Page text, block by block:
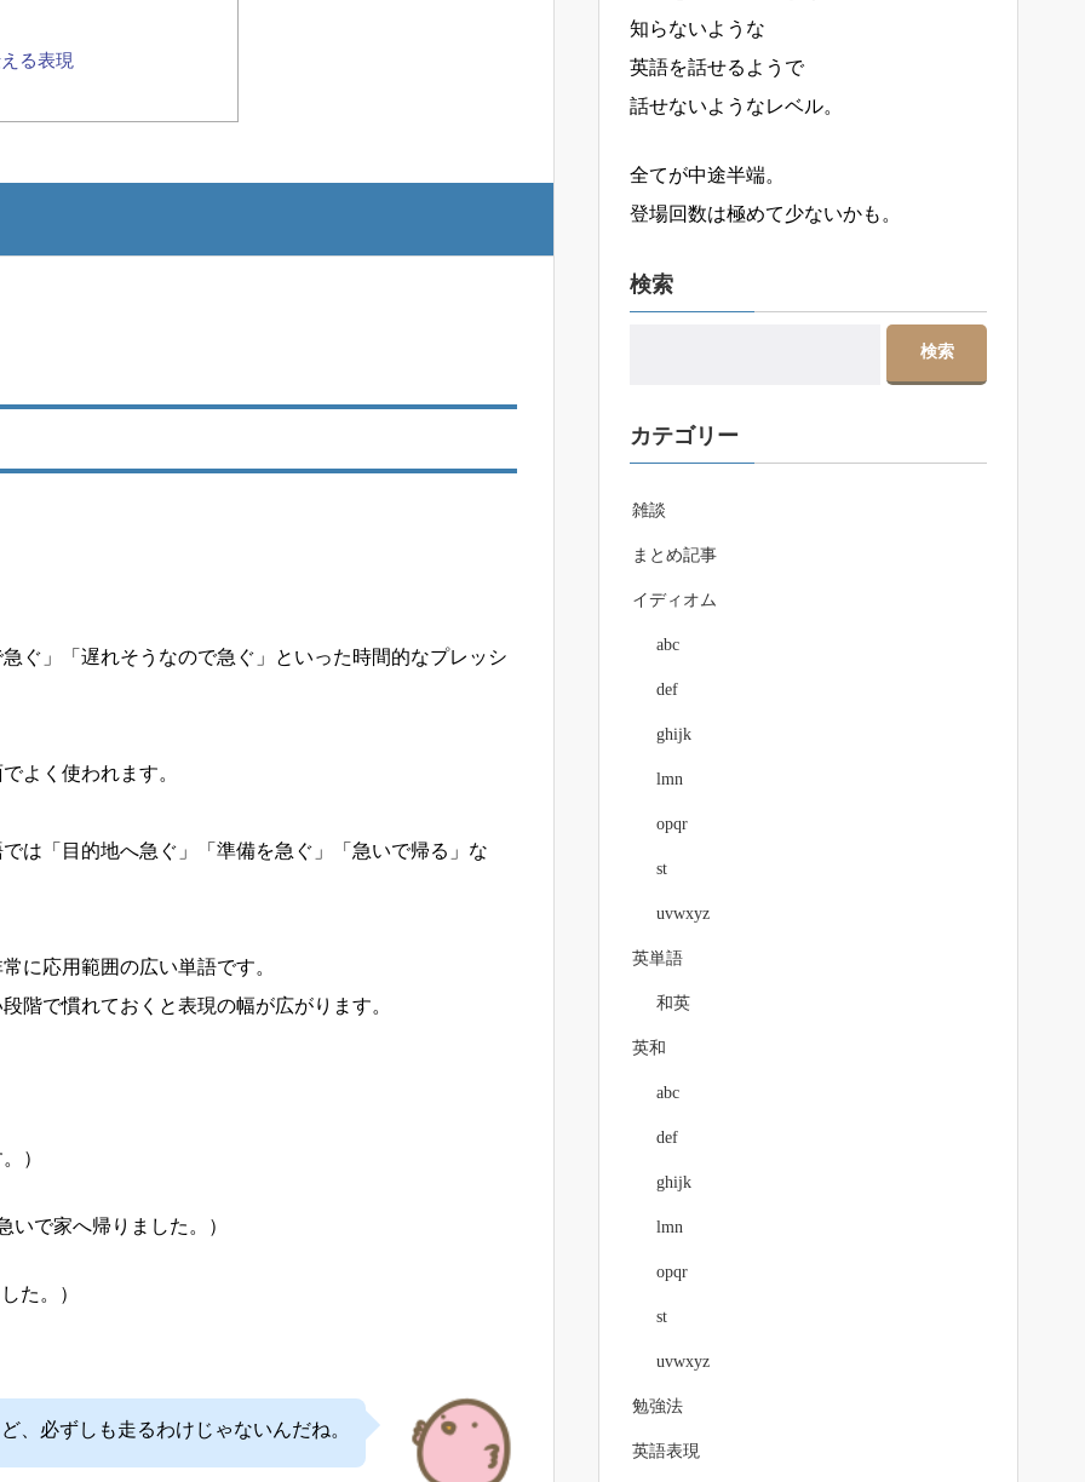
る表現
ぐ」「遅れそうなので急ぐ」といった時間的なプレッシ
よく使われます。
は「目的地へ急ぐ」「準備を急ぐ」「急いで帰る」な
に応用範囲の広い単語です。
階で慣れておくと表現の幅が広がります。
）
いで家へ帰りました。）
た。）
、必ずしも走るわけじゃないんだね。
知らないような
英語を話せるようで
話せないようなレベル。
全てが中途半端。
登場回数は極めて少ないかも。
検索
カテゴリー
雑談
まとめ記事
イディオム
abc
def
ghijk
lmn
opqr
st
uvwxyz
英単語
和英
英和
abc
def
ghijk
lmn
opqr
st
uvwxyz
勉強法
英語表現